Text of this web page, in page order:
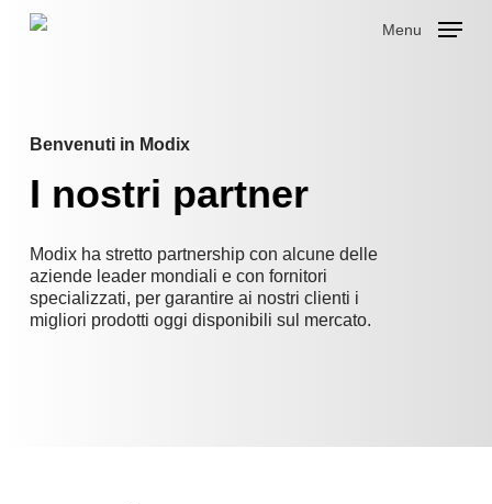
Skip
Menu
Benvenuti in Modix
I nostri partner
Modix ha stretto partnership con alcune delle
aziende leader mondiali e con fornitori
specializzati, per garantire ai nostri clienti i
migliori prodotti oggi disponibili sul mercato.